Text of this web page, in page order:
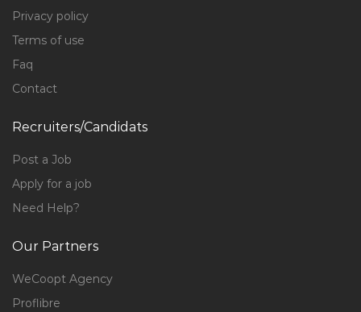
Privacy policy
Terms of use
Faq
Contact
Recruiters/Candidats
Post a Job
Apply for a job
Need Help?
Our Partners
WeCoopt Agency
Proflibre